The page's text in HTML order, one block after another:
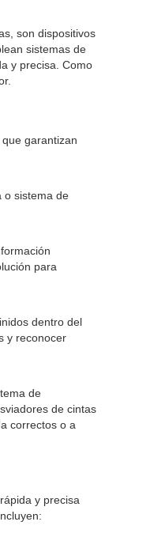
son dispositivos
sistemas de
y precisa. Como
garantizan
o sistema de
para
dentro del
y reconocer
de
de cintas
correctos o a
y precisa